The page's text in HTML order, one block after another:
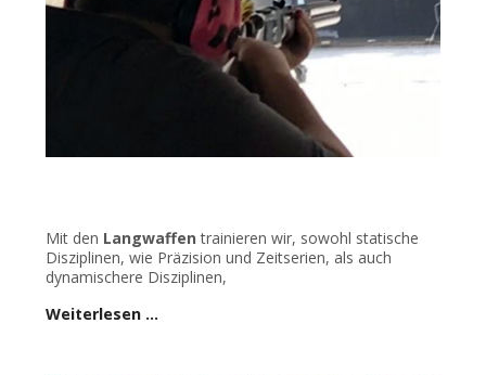
Mit den Langwaffen trainieren wir, sowohl statische
Disziplinen, wie Präzision und Zeitserien, als auch
dynamischere Disziplinen,
Weiterlesen …